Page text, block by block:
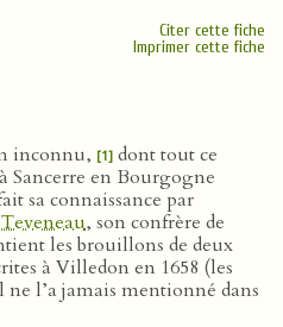
Citer cette fiche
Imprimer cette fiche
inconnu, [1] dont tout ce
Sancerre en Bourgogne
sa connaissance par
, son confrère de
les brouillons de deux
à Villedon en 1658 (les
ne l’a jamais mentionné dans